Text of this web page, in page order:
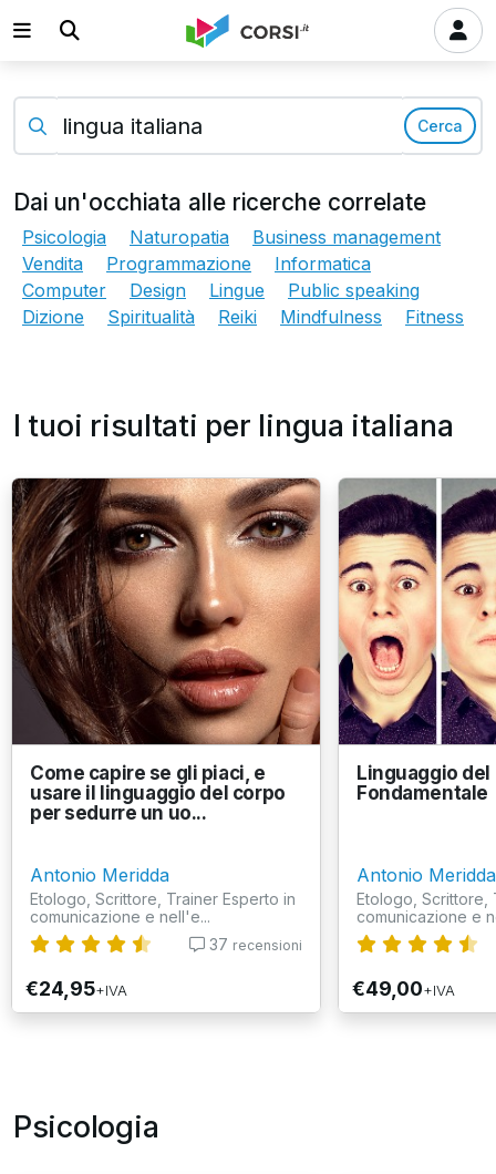
Cerca
Dai un'occhiata alle ricerche correlate
Psicologia Naturopatia
Business management
Vendita
Programmazione
Informatica
Computer
Design Lingue
Public speaking
Dizione
Spiritualità Reiki Mindfulness Fitness
I tuoi risultati per lingua italiana
Come capire se gli piaci, e
usare il linguaggio del corpo
per sedurre un uo...
Antonio Meridda
Etologo, Scrittore, Trainer Esperto in
comunicazione e nell'e...
37 recensioni
€24,95+IVA
Linguaggio
Fondamentale
Antonio Meridda
Etologo, Scrittore,
comunicazione e
€49,00+IVA
Psicologia